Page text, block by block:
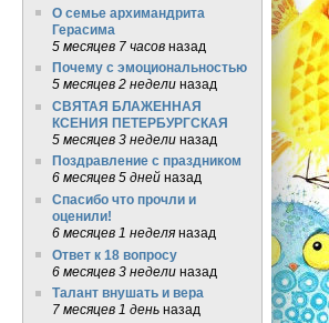
О семье архимандрита
Герасима
5 месяцев 7 часовназад
Почему с эмоциональностью
5 месяцев 2 неделиназад
СВЯТАЯ БЛАЖЕННАЯ
КСЕНИЯ ПЕТЕРБУРГСКАЯ
5 месяцев 3 неделиназад
Поздравление с праздником
6 месяцев 5 днейназад
Спасибо что прочли и
оценили!
6 месяцев 1 неделяназад
Ответ к 18 вопросу
6 месяцев 3 неделиназад
Талант внушать и вера
7 месяцев 1 деньназад